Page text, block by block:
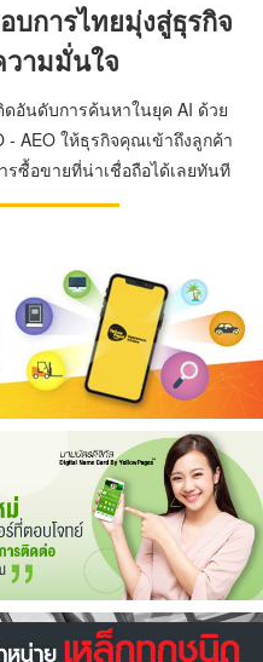
การไทยมุ่งสู่ธุรกิจ
ามมั่นใจ
ดอันดับการค้นหาในยุค AI ด้วย
- AEO ให้ธุรกิจคุณเข้าถึงลูกค้า
ซื้อขายที่น่าเชื่อถือได้เลยทันที